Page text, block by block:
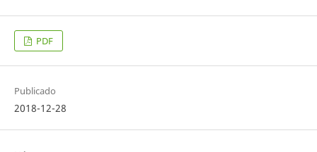
PDF
Publicado
2018-12-28